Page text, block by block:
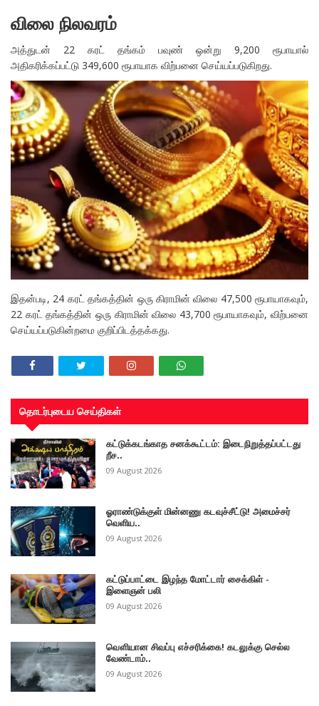
விலை நிலவரம்
அத்துடன் 22 கரட் தங்கம் பவுண் ஒன்று 9,200 ரூபாயால்
அதிகரிக்கப்பட்டு 349,600 ரூபாயாக விற்பனை செய்யப்படுகிறது.
இதன்படி, 24 கரட் தங்கத்தின் ஒரு கிராமின் விலை 47,500 ரூபாயாகவும்,
22 கரட் தங்கத்தின் ஒரு கிராமின் விலை 43,700 ரூபாயாகவும், விற்பனை
செய்யப்படுகின்றமை குறிப்பிடத்தக்கது.
தொடர்புடைய செய்திகள்
கட்டுக்கடங்காத சனக்கூட்டம்: இடைநிறுத்தப்பட்டது
றீச..
09 August 2026
ஓராண்டுக்குள் மின்னணு கடவுச்சீட்டு! அமைச்சர்
வெளிய..
09 August 2026
கட்டுப்பாட்டை இழந்த மோட்டார் சைக்கிள் -
இளைஞன் பலி
09 August 2026
வௌியான சிவப்பு எச்சரிக்கை! கடலுக்கு செல்ல
வேண்டாம்..
09 August 2026